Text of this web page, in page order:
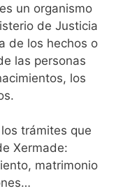
es un organismo
de Justicia
de los hechos o
las personas
los
trámites que
Xermade:
matrimonio